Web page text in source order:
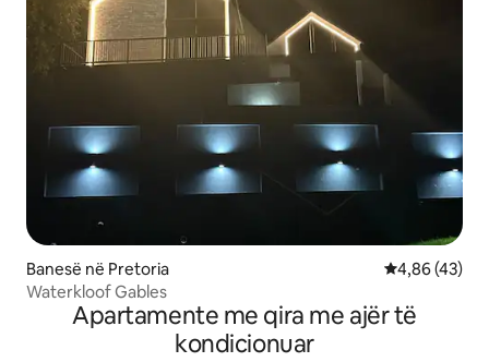
Banesë në Pretoria Vlerësimi
4,86 (43)
Waterkloof Gables
Apartamente me qira me ajër të
kondicionuar